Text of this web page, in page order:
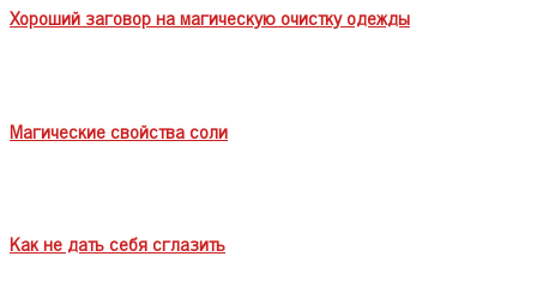
Хороший заговор на магическую очистку одежды
Магические свойства соли
Как не дать себя сглазить